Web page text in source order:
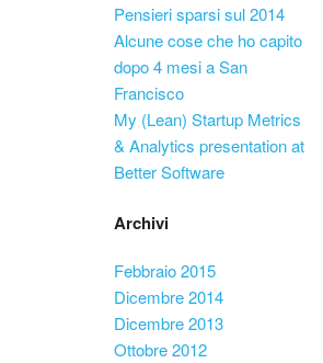
Pensieri sparsi sul 2014
Alcune cose che ho capito
dopo 4 mesi a San
Francisco
My (Lean) Startup Metrics
& Analytics presentation at
Better Software
Archivi
Febbraio 2015
Dicembre 2014
Dicembre 2013
Ottobre 2012